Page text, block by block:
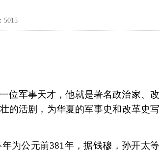
5015
位军事天才，他就是著名政治家、改
的活剧，为华夏的军事史和改革史写
为公元前381 年，据钱穆，孙开太等